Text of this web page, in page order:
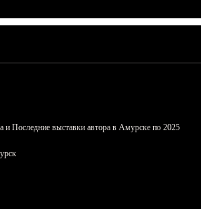
Последние выставки автора в Амурске по 2025